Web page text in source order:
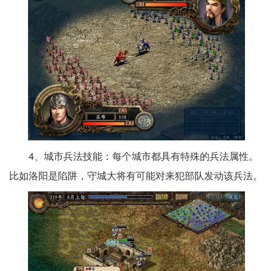
4、城市兵法技能：每个城市都具有特殊的兵法属性。
比如洛阳是陷阱，守城大将有可能对来犯部队发动该兵法。